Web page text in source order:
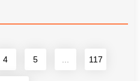
4 5 117